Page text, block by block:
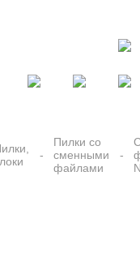
Пилки со
сменными
файлами